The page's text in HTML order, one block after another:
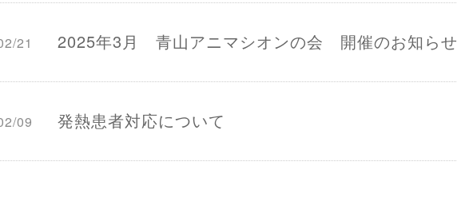
21 2025年3月 青山アニマシオンの会 開催のお知らせ
09 発熱患者対応について